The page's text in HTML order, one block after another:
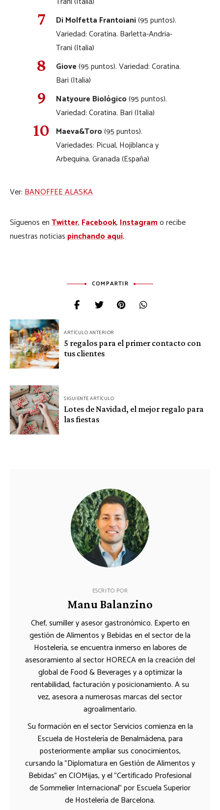
Di Molfetta Frantoiani(95 puntos).
Variedad: Coratina. Barletta-Andria-
Trani (Italia)
Giove(95 puntos). Variedad: Coratina.
Bari (Italia)
Natyoure Biológico(95 puntos).
Variedad: Coratina. Bari (Italia)
Maeva&Toro(95 puntos).
Variedades: Picual, Hojiblanca y
Arbequina. Granada (España)
Ver:BANOFFEE ALASKA
Síguenos enTwitter,Facebook,Instagramo recibe
nuestras noticias pinchando aquí.
COMPARTIR
Navegación
de
entradas
ARTÍCULO ANTERIOR
5 regalos para el primer contacto con
tus clientes
SIGUIENTE ARTÍCULO
Lotes de Navidad, el mejor regalo para
las fiestas
ESCRITO POR
Manu Balanzino
Chef, sumiller y asesor gastronómico. Experto en
gestión de Alimentos y Bebidas en el sector de la
Hostelería, se encuentra inmerso en labores de
asesoramiento al sector HORECA en la creación del
global de Food & Beverages y a optimizar la
rentabilidad, facturación y posicionamiento. A su
vez, asesora a numerosas marcas del sector
agroalimentario.
Su formación en el sector Servicios comienza en la
Escuela de Hostelería de Benalmádena, para
posteriormente ampliar sus conocimientos,
cursando la "Diplomatura en Gestión de Alimentos y
Bebidas" en CIOMijas, y el "Certificado Profesional
de Sommelier Internacional" por Escuela Superior
de Hostelería de Barcelona.